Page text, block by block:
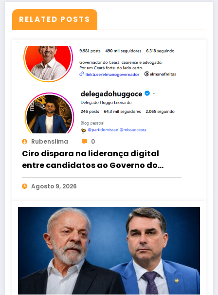
RELATED POSTS
Rubenslima 0
Ciro dispara na liderança digital
entre candidatos ao Governo do
Ceará
Agosto 9, 2026